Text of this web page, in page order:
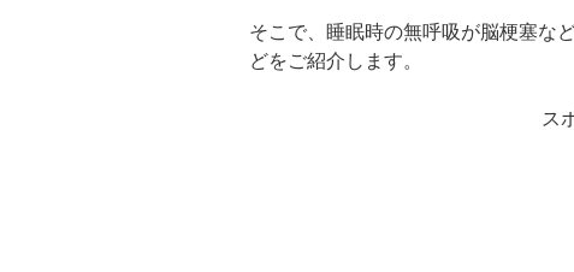
そこで、睡眠時の無呼吸が脳梗塞な
どをご紹介します。
ス